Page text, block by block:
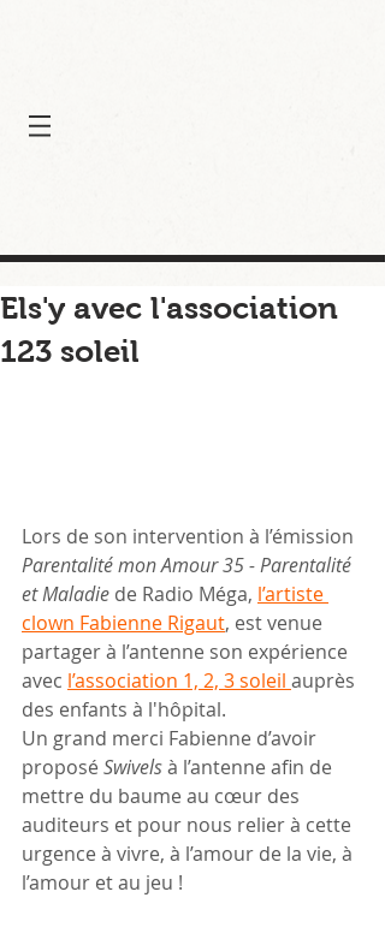
Els'y avec l'association
123 soleil
Lors de son intervention à l’émission
Parentalité mon Amour 35 - Parentalité
et Maladie de Radio Méga, l’artiste
clown Fabienne Rigaut, est venue
partager à l’antenne son expérience
avec l’association 1, 2, 3 soleil auprès
des enfants à l'hôpital.
Un grand merci Fabienne d’avoir
proposé Swivels à l’antenne afin de
mettre du baume au cœur des
auditeurs et pour nous relier à cette
urgence à vivre, à l’amour de la vie, à
l’amour et au jeu !